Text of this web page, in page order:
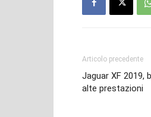
Articolo precedente
Jaguar XF 2019,
alte prestazioni